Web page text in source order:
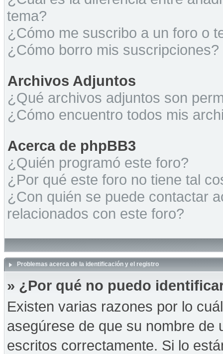
tema?
¿Cómo me suscribo a un foro o
¿Cómo borro mis suscripciones?
Archivos Adjuntos
¿Qué archivos adjuntos son
¿Cómo encuentro todos mis
Acerca de phpBB3
¿Quién programó este foro?
¿Por qué este foro no tiene tal
¿Con quién se puede contactar
relacionados con este foro?
Problemas acerca de la identificación y el registro
» ¿Por qué no puedo
Existen varias razones por lo
asegúrese de que su nombre
escritos correctamente. Si lo